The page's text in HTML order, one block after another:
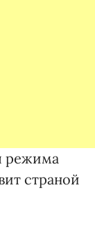
режима
страной